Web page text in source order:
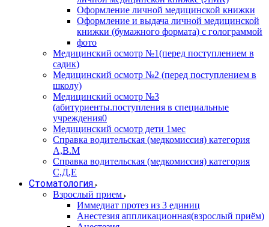
Оформление личной медицинской книжки
Оформление и выдача личной медицинской
книжки (бумажного формата) с голограммой
фото
Медицинский осмотр №1(перед поступлением в
садик)
Медицинский осмотр №2 (перед поступлением в
школу)
Медицинский осмотр №3
(абитуриенты.поступления в специальные
учреждения0
Медицинский осмотр дети 1мес
Справка водительская (медкомиссия) категория
А,В.М
Справка водительская (медкомиссия) категория
С,Д,Е
Стоматология
Взрослый прием
Иммедиат протез из 3 единиц
Анестезия аппликационная(взрослый приём)